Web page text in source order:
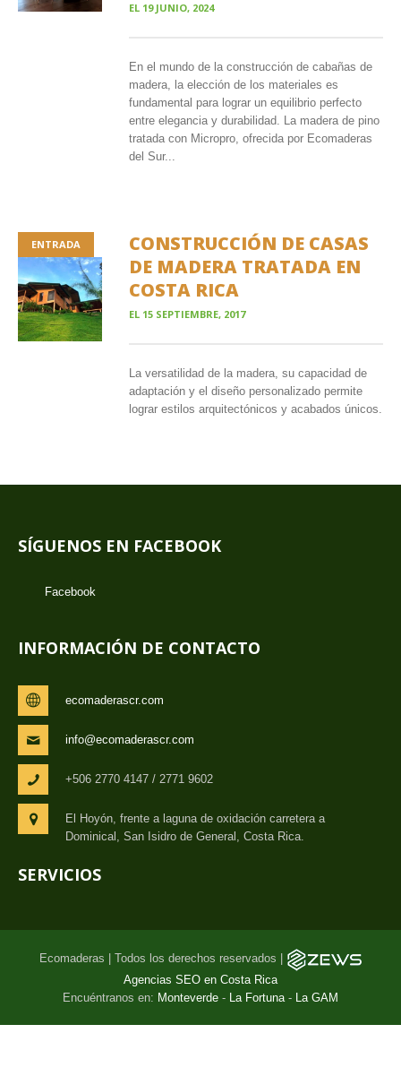
EL 19 JUNIO, 2024
En el mundo de la construcción de cabañas de
madera, la elección de los materiales es
fundamental para lograr un equilibrio perfecto
entre elegancia y durabilidad. La madera de pino
tratada con Micropro, ofrecida por Ecomaderas
del Sur...
ENTRADA
CONSTRUCCIÓN DE CASAS
DE MADERA TRATADA EN
COSTA RICA
EL 15 SEPTIEMBRE, 2017
La versatilidad de la madera, su capacidad de
adaptación y el diseño personalizado permite
lograr estilos arquitectónicos y acabados únicos.
SÍGUENOS EN FACEBOOK
Facebook
INFORMACIÓN DE CONTACTO
ecomaderascr.com
info@ecomaderascr.com
+506 2770 4147 / 2771 9602
El Hoyón, frente a laguna de oxidación carretera a
Dominical, San Isidro de General, Costa Rica.
SERVICIOS
Ecomaderas | Todos los derechos reservados |
Agencias SEO en Costa Rica
Encuéntranos en: Monteverde - La Fortuna- La GAM